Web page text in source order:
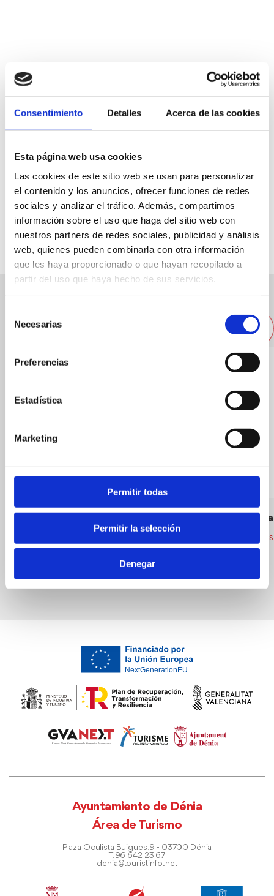
Consentimiento Detalles Acerca de las cookies
Esta página web usa cookies
Las cookies de este sitio web se usan para personalizar
el contenido y los anuncios, ofrecer funciones de redes
sociales y analizar el tráfico. Además, compartimos
información sobre el uso que haga del sitio web con
nuestros partners de redes sociales, publicidad y análisis
web, quienes pueden combinarla con otra información
que les haya proporcionado o que hayan recopilado a
partir del uso que haya hecho de sus servicios.
Necesarias
Preferencias
Estadística
Marketing
Permitir todas
Permitir la selección
Denegar
serviden@deniaplaya.com
Web
Bar Fernando La Terraza
Restaurantes
Ayuntamiento de Dénia
Área de Turismo
Plaza Oculista Buigues, 9 - 03700 Dénia
T. 96 642 23 67
denia@touristinfo.net